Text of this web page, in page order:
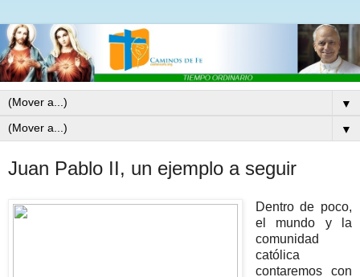
▼
▼
Juan Pablo II, un ejemplo a seguir
Dentro de poco,
el mundo y la
comunidad
católica
contaremos con